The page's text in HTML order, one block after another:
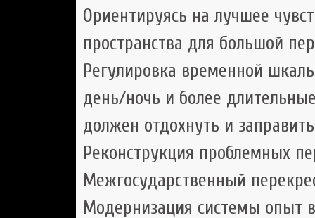
Ориентируясь на лучшее
пространства для большой
Регулировка временной
день/ночь и более
должен отдохнуть и
Реконструкция проблемных
Межгосударственный
Модернизация системы опыт